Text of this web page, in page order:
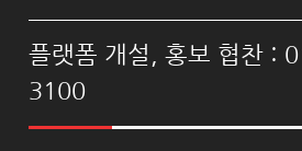
플랫폼 개설, 홍보 협찬 :
3100